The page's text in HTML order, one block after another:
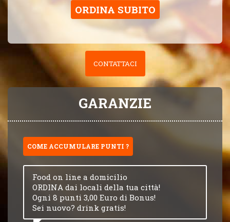
ORDINA SUBITO
CONTATTACI
GARANZIE
COME ACCUMULARE PUNTI ?
Food on line a domicilio
ORDINA dai locali della tua città!
Ogni 8 punti 3,00 Euro di Bonus!
Sei nuovo? drink gratis!